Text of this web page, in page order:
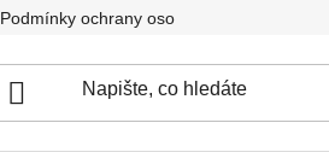
Podmínky ochrany osobních údajů